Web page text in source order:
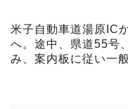
米子自動車道湯原IC
へ。途中、県道55号
み、案内板に従い一